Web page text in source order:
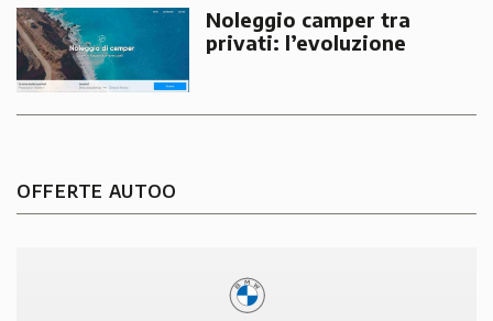
Noleggio camper tra
privati: l’evoluzione
OFFERTE AUTOO